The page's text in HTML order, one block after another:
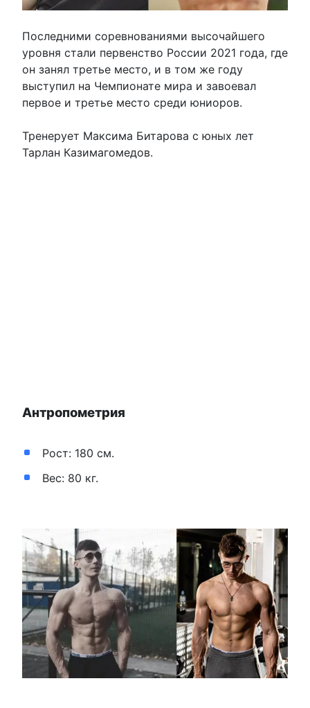
Последними соревнованиями высочайшего
уровня стали первенство России 2021 года, где
он занял третье место, и в том же году
выступил на Чемпионате мира и завоевал
первое и третье место среди юниоров.
Тренерует Максима Битарова с юных лет
Тарлан Казимагомедов.
Антропометрия
Рост: 180 см.
Вес: 80 кг.